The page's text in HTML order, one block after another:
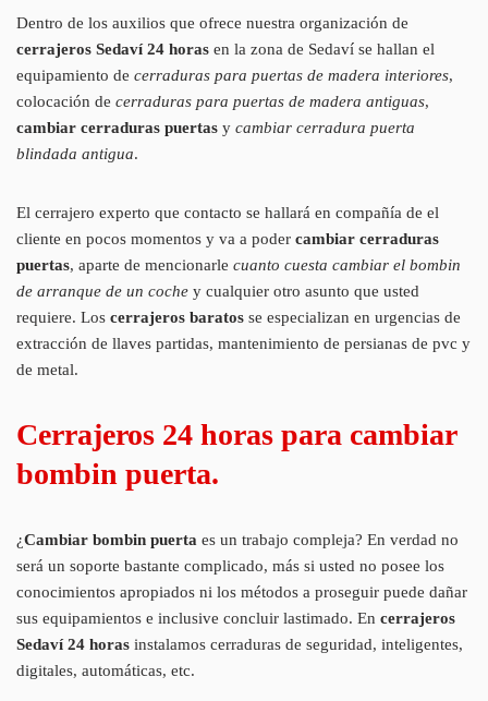
Dentro de los auxilios que ofrece nuestra organización de
cerrajeros Sedaví 24 horas en la zona de Sedaví se hallan el
equipamiento de cerraduras para puertas de madera interiores,
colocación de cerraduras para puertas de madera antiguas,
cambiar cerraduras puertas y cambiar cerradura puerta
blindada antigua.
El cerrajero experto que contacto se hallará en compañía de el
cliente en pocos momentos y va a poder cambiar cerraduras
puertas, aparte de mencionarle cuanto cuesta cambiar el bombin
de arranque de un coche y cualquier otro asunto que usted
requiere. Los cerrajeros baratos se especializan en urgencias de
extracción de llaves partidas, mantenimiento de persianas de pvc y
de metal.
Cerrajeros 24 horas para cambiar
bombin puerta.
¿Cambiar bombin puerta es un trabajo compleja? En verdad no
será un soporte bastante complicado, más si usted no posee los
conocimientos apropiados ni los métodos a proseguir puede dañar
sus equipamientos e inclusive concluir lastimado. En cerrajeros
Sedaví 24 horas instalamos cerraduras de seguridad, inteligentes,
digitales, automáticas, etc.